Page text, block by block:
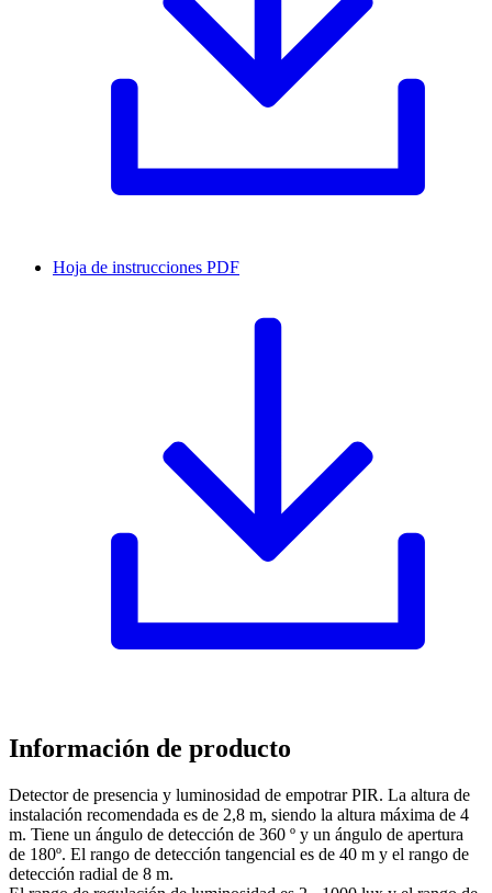
Hoja de instrucciones PDF
Información de producto
Detector de presencia y luminosidad de empotrar PIR. La altura de
instalación recomendada es de 2,8 m, siendo la altura máxima de 4
m. Tiene un ángulo de detección de 360 º y un ángulo de apertura
de 180º. El rango de detección tangencial es de 40 m y el rango de
detección radial de 8 m.